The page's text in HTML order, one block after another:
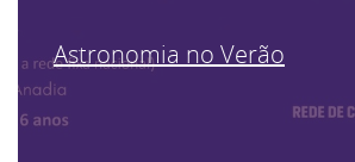
Astronomia no Verão